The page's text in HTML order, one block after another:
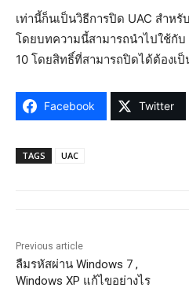
เท่านี้ก็นเป็นวิธีการปิด UAC สำห
โดยบทความนี้สามารถนำไปใช้กั
10 โดยสิทธิ์ที่สามารถปิดได้ต้องเ
Facebook Twitter
TAGS UAC
Previous article
ลืมรหัสผ่าน Windows 7 ,
Windows XP แก้ไขอย่างไร